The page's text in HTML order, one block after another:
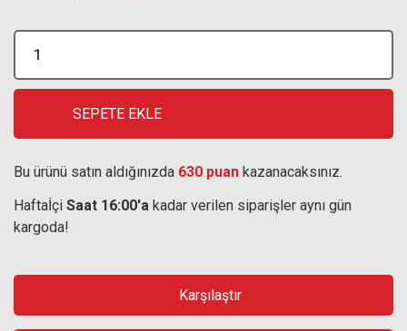
SEPETE EKLE
Bu ürünü satın aldığınızda 630 puan kazanacaksınız.
Haftaİçi Saat 16:00'a kadar verilen siparişler aynı gün
kargoda!
Karşılaştır